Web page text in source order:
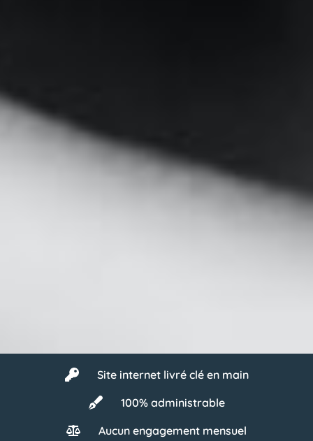
Site internet livré clé en main
100% administrable
​Aucun engagement mensuel